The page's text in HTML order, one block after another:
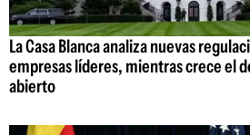
La Casa Blanca analiza nuevas
empresas líderes, mientras crece el
abierto